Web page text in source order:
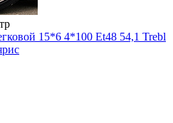
15*6 4*100 Et48 54,1 Trebl